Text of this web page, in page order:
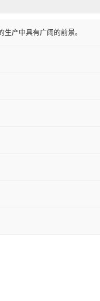
产中具有广阔的前景。